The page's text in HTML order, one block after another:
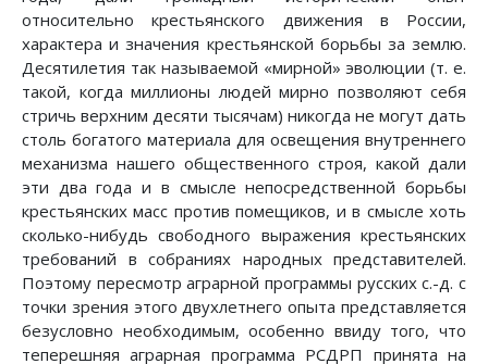
относительно крестьянского движения в России,
характера и значения крестьянской борьбы за землю.
Десятилетия так называемой «мирной» эволюции (т. е.
такой, когда миллионы людей мирно позволяют себя
стричь верхним десяти тысячам) никогда не могут дать
столь богатого материала для освещения внутреннего
механизма нашего общественного строя, какой дали
эти два года и в смысле непосредственной борьбы
крестьянских масс против помещиков, и в смысле хоть
сколько-нибудь свободного выражения крестьянских
требований в собраниях народных представителей.
Поэтому пересмотр аграрной программы русских с.-д. с
точки зрения этого двухлетнего опыта представляется
безусловно необходимым, особенно ввиду того, что
теперешняя аграрная программа РСДРП принята на